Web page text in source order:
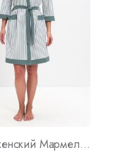
Халат женский Мармелад А 2 Арт. 10120